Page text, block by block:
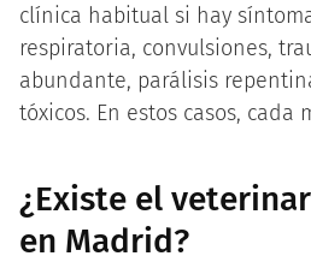
clínica habitual si hay
respiratoria, convulsiones,
abundante, parálisis
tóxicos. En estos casos, cada
¿Existe el
en Madrid?